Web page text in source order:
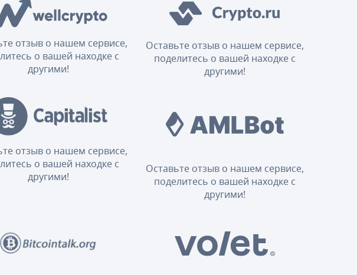
отзыв о нашем сервисе,
о вашей находке с
другими!
Оставьте отзыв о нашем сервисе,
поделитесь о вашей находке с
другими!
отзыв о нашем сервисе,
о вашей находке с
другими!
Оставьте отзыв о нашем сервисе,
поделитесь о вашей находке с
другими!